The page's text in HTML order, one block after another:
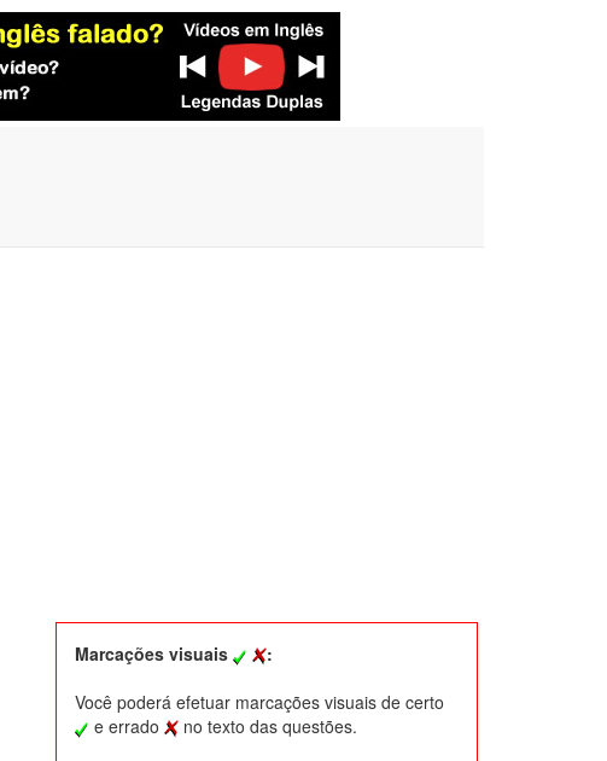
Marcações visuais
:
Você poderá efetuar marcações visuais de certo
e errado
no texto das questões.